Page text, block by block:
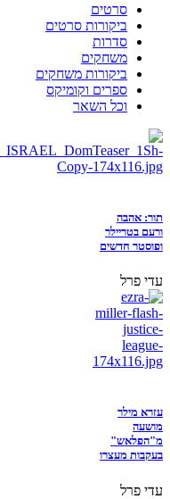
סרטים
ביקורות סרטים
סדרות
משחקים
ביקורות משחקים
ספרים וקומיקס
וכל השאר
תור: אהבה
ורעם בטריילר
ופוסטר חדשים
עדי פרל
עזרא מילר
מושעה
מ"הפלאש"
בעקבות מעצרו
עדי פרל